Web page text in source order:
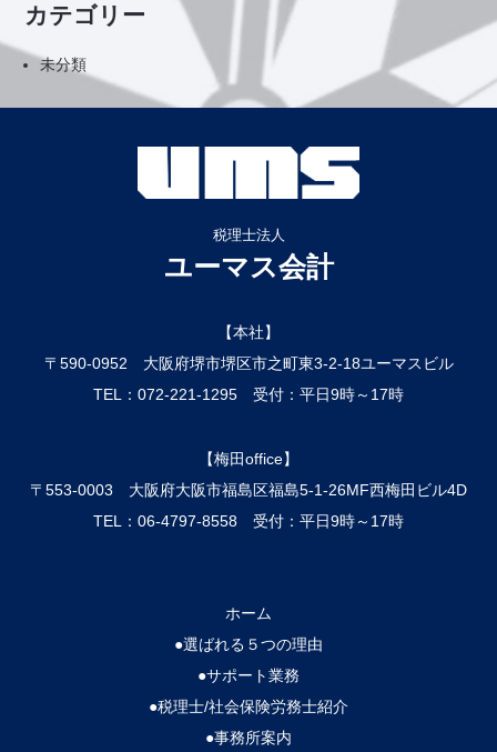
カテゴリー
未分類
税理士法人
ユーマス会計
【本社】
〒590-0952
大阪府堺市堺区市之町東3-2-18ユーマスビル
TEL：072-221-1295 受付：平日9時～17時
【梅田office】
〒553-0003
大阪府大阪市福島区福島5-1-26MF西梅田ビル4D
TEL：06-4797-8558 受付：平日9時～17時
ホーム
●選ばれる５つの理由
●サポート業務
●税理士/社会保険労務士紹介
●事務所案内